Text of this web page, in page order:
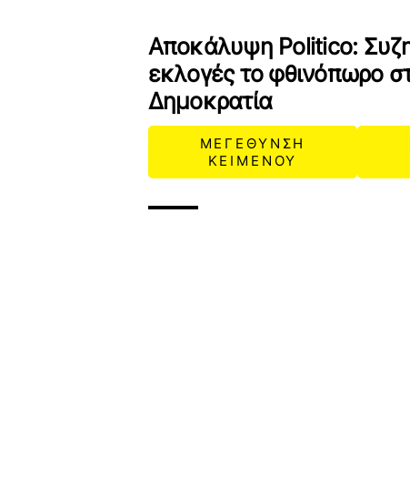
Αποκάλυψη Politico:
εκλογές το φθινόπωρο
Δημοκρατία
ΜΕΓΕΘΥΝΣΗ
ΚΕΙΜΕΝΟΥ